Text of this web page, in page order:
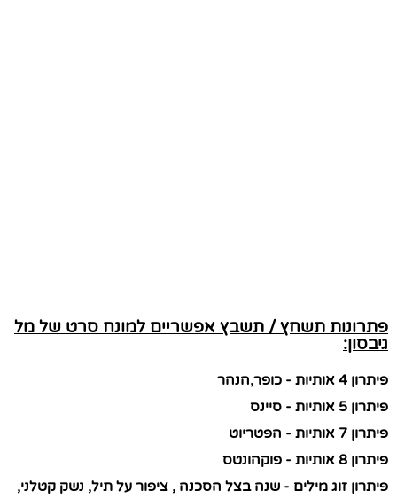
פתרונות תשחץ / תשבץ אפשריים למונח סרט של מל
גיבסון:
פיתרון 4 אותיות - כופר,הנהר
פיתרון 5 אותיות - סיינס
פיתרון 7 אותיות - הפטריוט
פיתרון 8 אותיות - פוקהונטס
פיתרון זוג מילים - שנה בצל הסכנה , ציפור על תיל, נשק קטלני,